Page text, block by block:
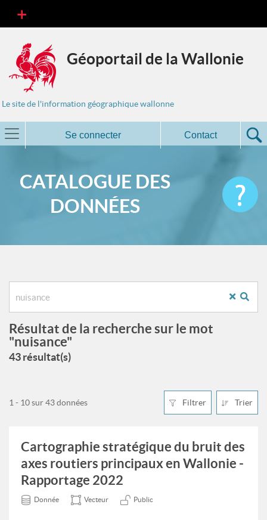
Géoportail de la Wallonie
Le site de l'information géographique wallonne
Se connecter Contact
CATALOGUE DES
DONNÉES
Résultat de la recherche sur le mot
"nuisance"
43 résultat(s)
Filtrer Trier
1 - 10 sur 43 données
Cartographie stratégique du bruit des
axes routiers principaux en Wallonie -
Rapportage 2022
Donnée Vecteur Public